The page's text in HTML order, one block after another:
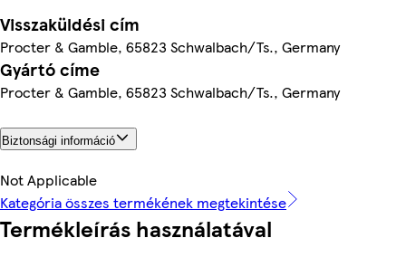
Visszaküldési cím
Procter & Gamble, 65823 Schwalbach/Ts., Germany
Gyártó címe
Procter & Gamble, 65823 Schwalbach/Ts., Germany
Biztonsági információ
Not Applicable
Kategória összes termékének megtekintése
Termékleírás használatával